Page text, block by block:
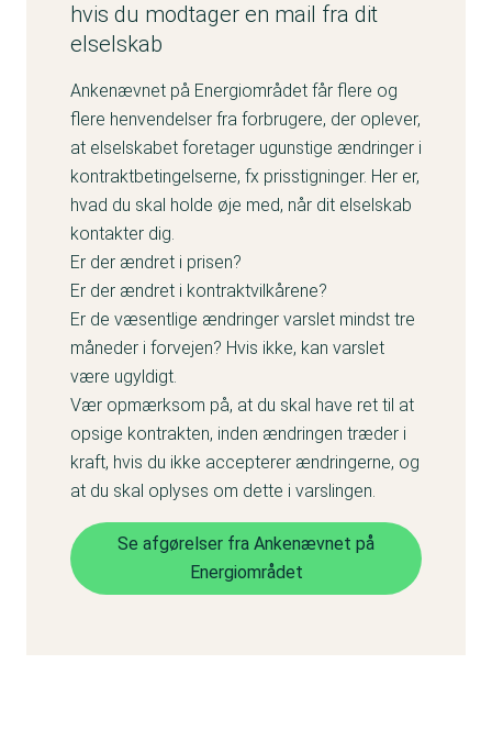
hvis du modtager en mail fra dit
elselskab
Ankenævnet på Energiområdet får flere og
flere henvendelser fra forbrugere, der oplever,
at elselskabet foretager ugunstige ændringer i
kontraktbetingelserne, fx prisstigninger. Her er,
hvad du skal holde øje med, når dit elselskab
kontakter dig.
Er der ændret i prisen?
Er der ændret i kontraktvilkårene?
Er de væsentlige ændringer varslet mindst tre
måneder i forvejen? Hvis ikke, kan varslet
være ugyldigt.
Vær opmærksom på, at du skal have ret til at
opsige kontrakten, inden ændringen træder i
kraft, hvis du ikke accepterer ændringerne, og
at du skal oplyses om dette i varslingen.
Se afgørelser fra Ankenævnet på
Energiområdet